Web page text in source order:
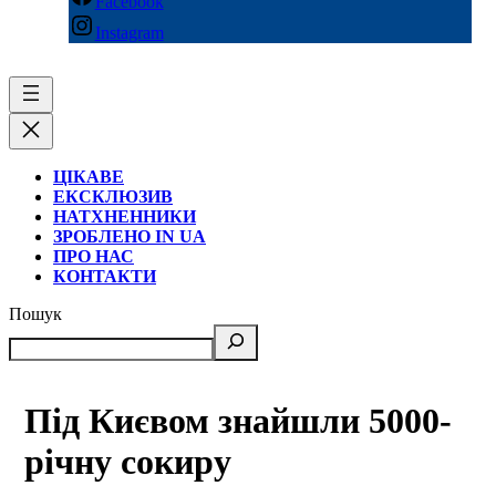
Instagram
ЦІКАВЕ
ЕКСКЛЮЗИВ
НАТХНЕННИКИ
ЗРОБЛЕНО IN UA
ПРО НАС
КОНТАКТИ
Пошук
Під Києвом знайшли 5000-
річну сокиру